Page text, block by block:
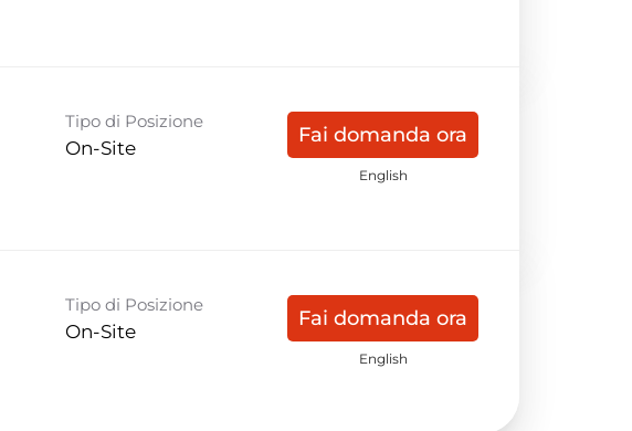
Tipo di Posizione
On-Site
Fai domanda ora
English
Tipo di Posizione
On-Site
Fai domanda ora
English